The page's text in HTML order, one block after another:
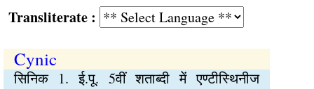
:
Cynic
सिनिक 1. ई.पू. 5वीं शताब्दी में एण्टीस्थिनीज